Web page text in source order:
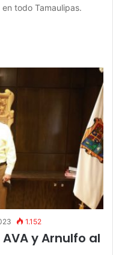
todo Tamaulipas.
1.152
y Arnulfo al